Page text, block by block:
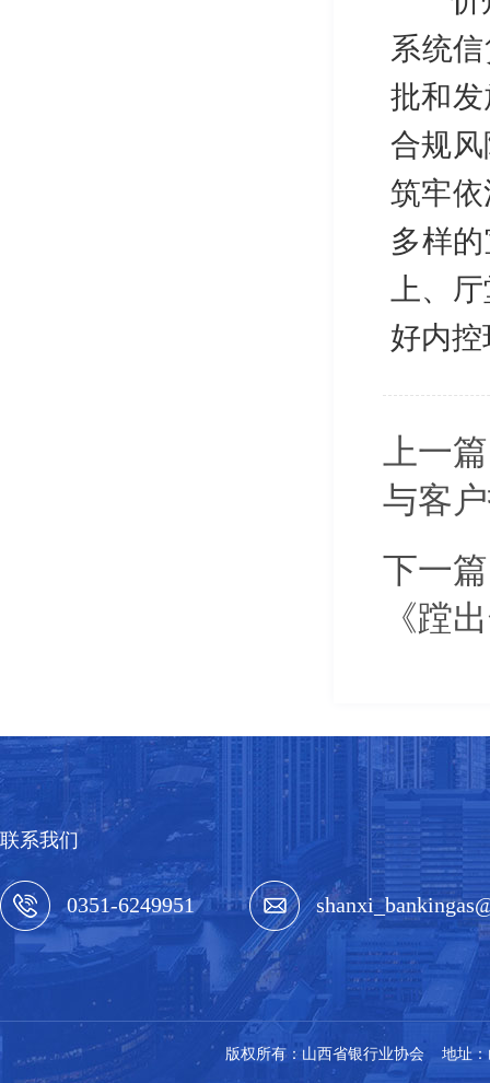
系统
批和
合规
筑牢
多样
上、
好内
上一
与客
下一
《蹚
联系我们
0351-6249951
版权所有：山西省银行业协会 地址